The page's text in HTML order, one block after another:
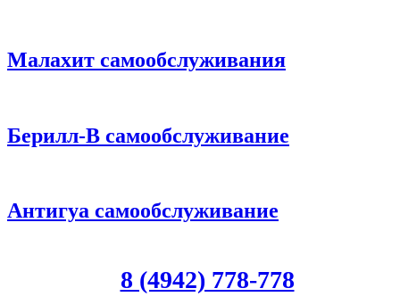
Малахит самообслуживания
Берилл-В самообслуживание
Антигуа самообслуживание
8 (4942) 778-778